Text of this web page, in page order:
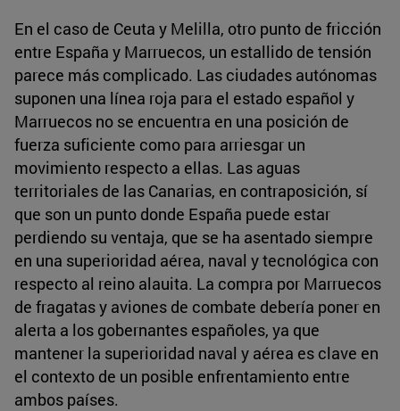
En el caso de Ceuta y Melilla, otro punto de fricción
entre España y Marruecos, un estallido de tensión
parece más complicado. Las ciudades autónomas
suponen una línea roja para el estado español y
Marruecos no se encuentra en una posición de
fuerza suficiente como para arriesgar un
movimiento respecto a ellas. Las aguas
territoriales de las Canarias, en contraposición, sí
que son un punto donde España puede estar
perdiendo su ventaja, que se ha asentado siempre
en una superioridad aérea, naval y tecnológica con
respecto al reino alauita. La compra por Marruecos
de fragatas y aviones de combate debería poner en
alerta a los gobernantes españoles, ya que
mantener la superioridad naval y aérea es clave en
el contexto de un posible enfrentamiento entre
ambos países.